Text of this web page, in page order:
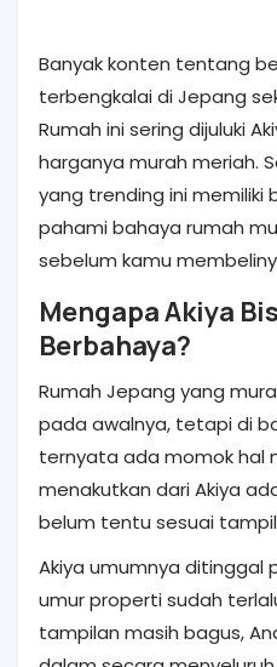
Banyak konten tentang
terbengkalai di Jepang
Rumah ini sering dijuluki
harganya murah meriah.
yang trending ini memiliki
pahami bahaya rumah
sebelum kamu
Mengapa Akiya
Berbahaya?
Rumah Jepang yang
pada awalnya, tetapi di
ternyata ada momok hal
menakutkan dari Akiya
belum tentu sesuai
Akiya umumnya ditinggal
umur properti sudah
tampilan masih bagus,